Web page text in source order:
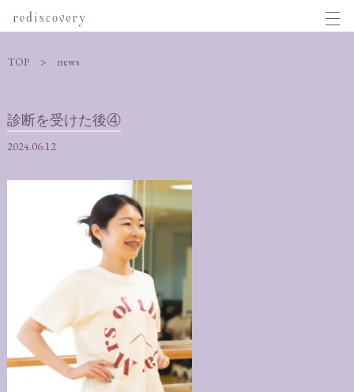
TOP news
診断を受けた後④
2024.06.12